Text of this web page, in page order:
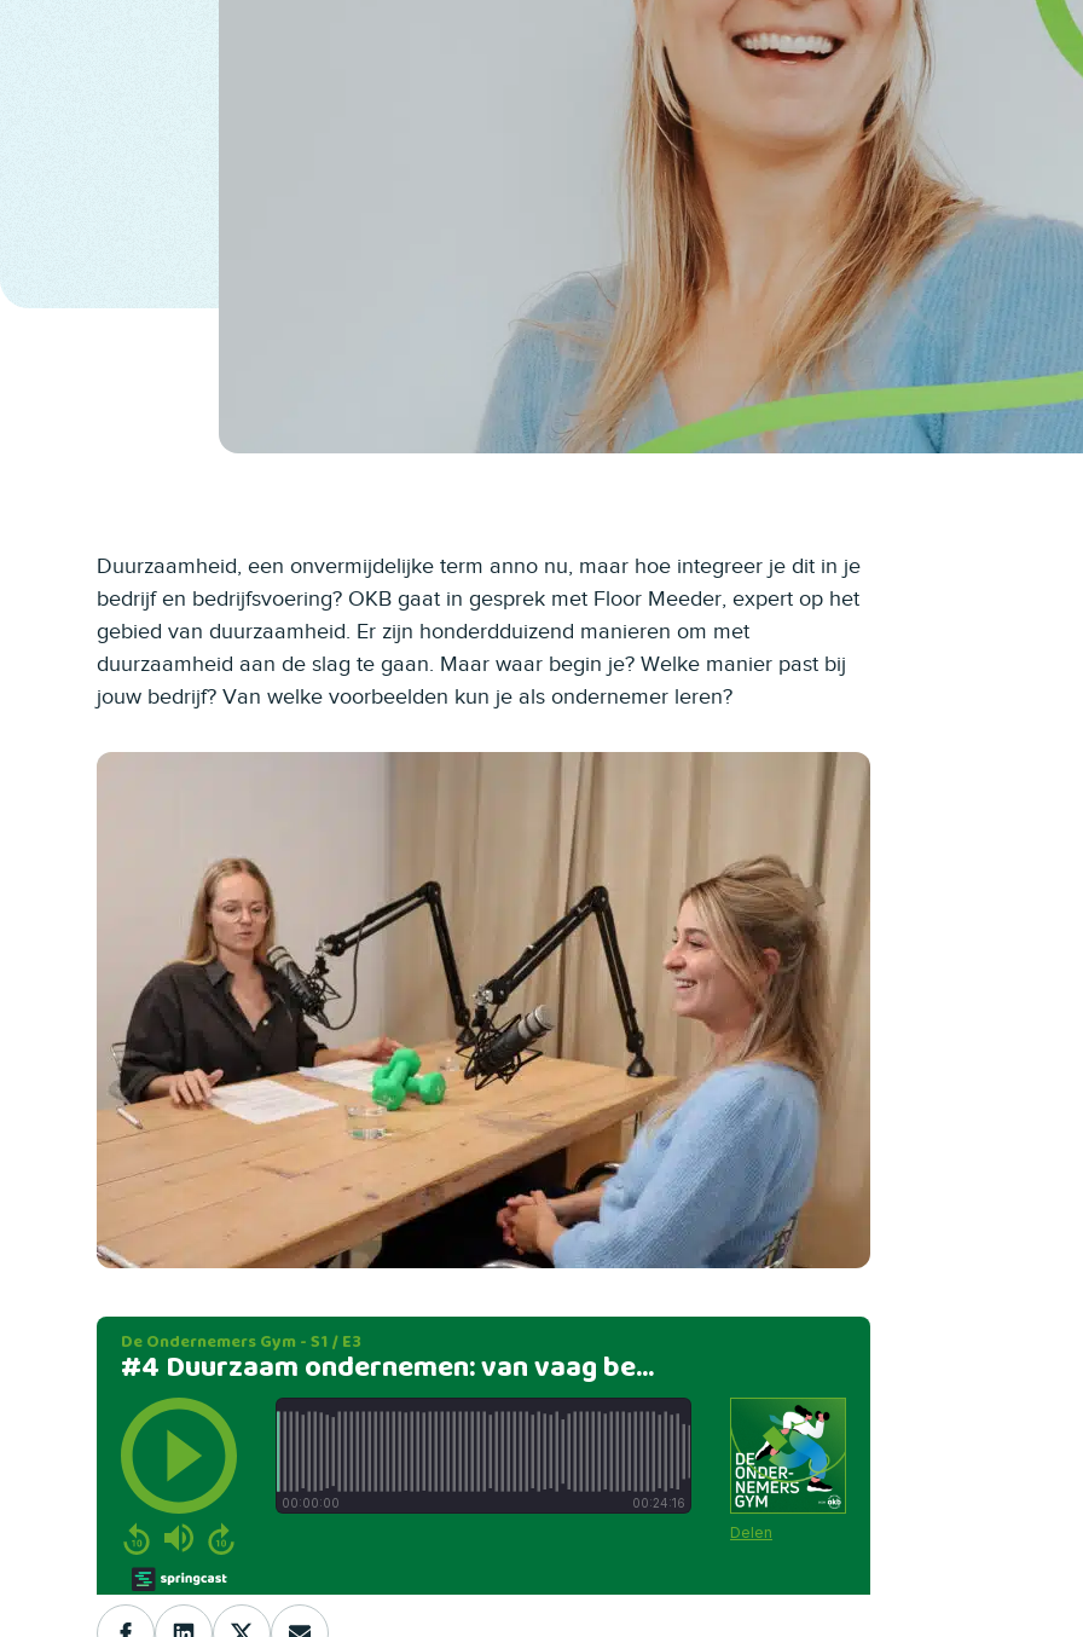
Duurzaamheid, een onvermijdelijke term anno nu, maar hoe integreer je dit in je
bedrijf en bedrijfsvoering? OKB gaat in gesprek met Floor Meeder, expert op het
gebied van duurzaamheid. Er zijn honderdduizend manieren om met
duurzaamheid aan de slag te gaan. Maar waar begin je? Welke manier past bij
jouw bedrijf? Van welke voorbeelden kun je als ondernemer leren?